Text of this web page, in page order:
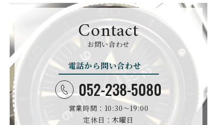
CYRUS CZAPEK
チャペック
D. DORNBLÜTH&SOH
N
D.ドルンブルート＆ゾー
DAMASKO
DANIEL ROTH
ダニエル・ロート
DAVOSA
DUBEY&SCHALDENBR
ダービー&シャルデンブラ
E.C.W
ヨーロピアン・カンパニ
ー・ウォッチ
Contact
お問い合わせ
電話から問い合わせ
052-238-5080
営業時間：10:30〜19:00
定休日：木曜日